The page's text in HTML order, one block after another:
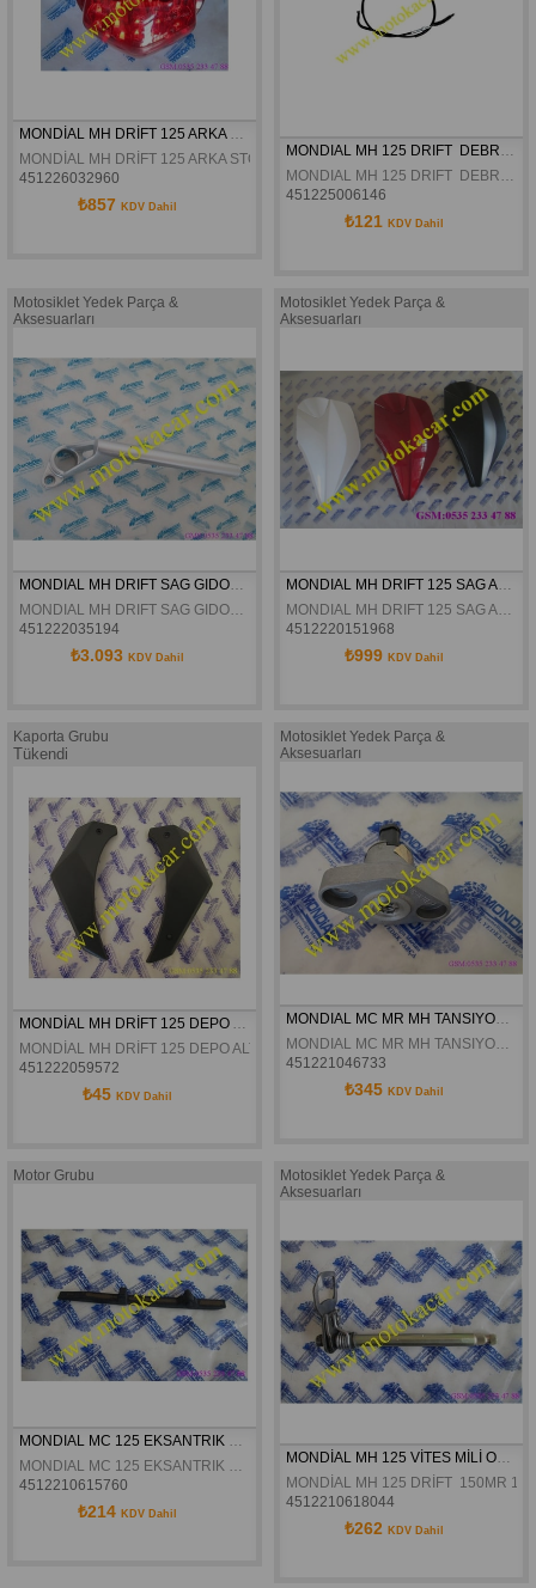
MONDİAL MH DRİFT 125 ARKA STOP KOMPLE ORJİNAL
MONDİAL MH DRİFT 125 ARKA STOP KOMPLE ORJİNAL
451226032960
₺857 KDV Dahil
MONDIAL MH 125 DRIFT  DEBRIYAJ TELI ORJINAL
MONDIAL MH 125 DRIFT  DEBRIYAJ TELI ORJINAL
451225006146
₺121 KDV Dahil
Motosiklet Yedek Parça &
Aksesuarları
MONDIAL MH DRIFT SAG GIDON ORJINAL
MONDIAL MH DRIFT SAG GIDON ORJINAL
451222035194
₺3.093 KDV Dahil
Motosiklet Yedek Parça &
Aksesuarları
MONDIAL MH DRIFT 125 SAG AKÜ KAPAGI ORJINAL
MONDIAL MH DRIFT 125 SAG AKÜ KAPAGI ORJINAL
4512220151968
₺999 KDV Dahil
Kaporta Grubu
Tükendi
MONDİAL MH DRİFT 125 DEPO ALT SAĞ SOL DEKOR KAPAK ORJİNAL
MONDİAL MH DRİFT 125 DEPO ALT SAĞ SOL DEKOR KAPAK ORJİNAL
451222059572
₺45 KDV Dahil
Motosiklet Yedek Parça &
Aksesuarları
MONDIAL MC MR MH TANSIYONER ORJINAL
MONDIAL MC MR MH TANSIYONER ORJINAL
451221046733
₺345 KDV Dahil
Motor Grubu
MONDIAL MC 125 EKSANTRIK ZINCIR GERGI KILAVUZU ALT ORJINAL
MONDIAL MC 125 EKSANTRIK ZINCIR GERGI KILAVUZU ALT ORJINAL
4512210615760
₺214 KDV Dahil
Motosiklet Yedek Parça &
Aksesuarları
MONDİAL MH 125 VİTES MİLİ ORJİNAL
MONDİAL MH 125 DRİFT  150MR
4512210618044
₺262 KDV Dahil